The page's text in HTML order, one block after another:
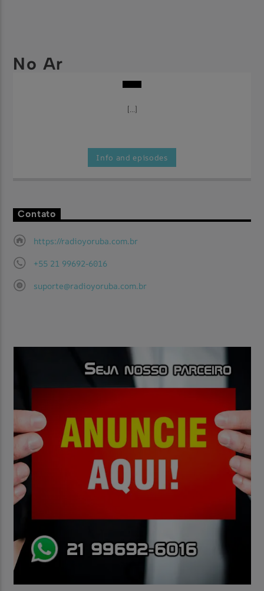
No Ar
[...]
Info and episodes
Contato
https://radioyoruba.com.br
+55 21 99692-6016
suporte@radioyoruba.com.br